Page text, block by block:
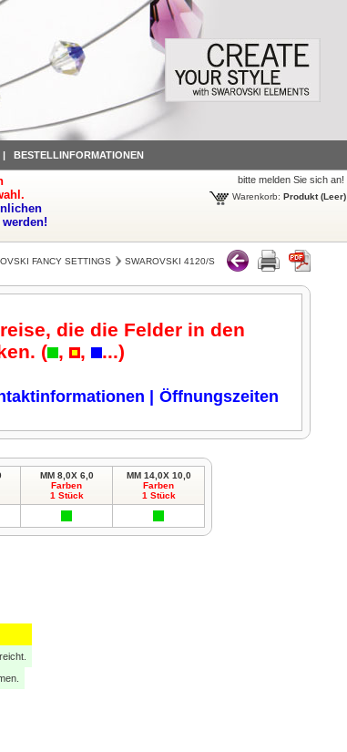
| BESTELLINFORMATIONEN
bitte melden Sie sich an!
Warenkorb: Produkt (Leer)
FANCY SETTINGS SWAROVSKI 4120/S
die die Felder in den
( , , ...)
Öffnungszeiten
MM 8,0X 6,0
Farben
1 Stück
MM 14,0X 10,0
Farben
1 Stück